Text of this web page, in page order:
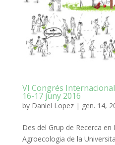
VI Congrés
16-17 juny 2016
by Daniel Lopez| gen. 14,
Des del Grup de Recerca en
Agroecologia de la